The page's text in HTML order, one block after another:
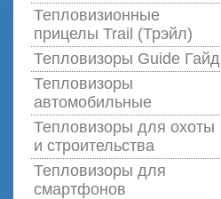
Тепловизионные
прицелы Trail (Трэйл)
Тепловизоры Guide Гайд
Тепловизоры
автомобильные
Тепловизоры для охоты
и строительства
Тепловизоры для
смартфонов